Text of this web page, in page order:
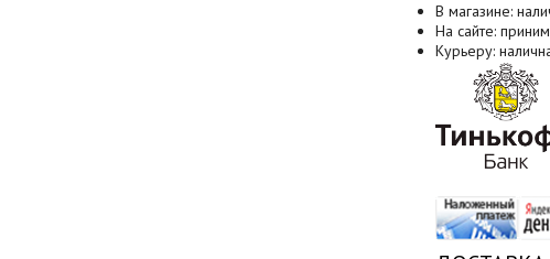
В магазине:
На сайте:
Курьеру: